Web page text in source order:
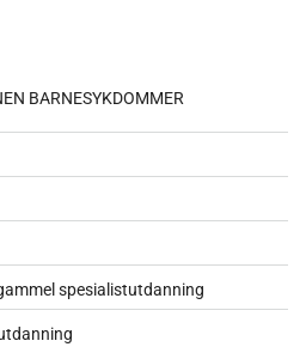
BARNESYKDOMMER
spesialistutdanning